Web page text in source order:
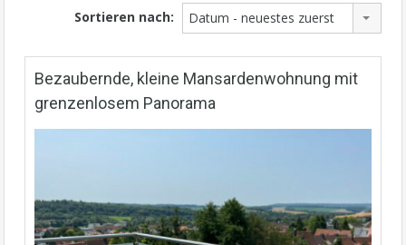
Sortieren nach: Datum - neuestes zuerst
Bezaubernde, kleine Mansardenwohnung mit
grenzenlosem Panorama